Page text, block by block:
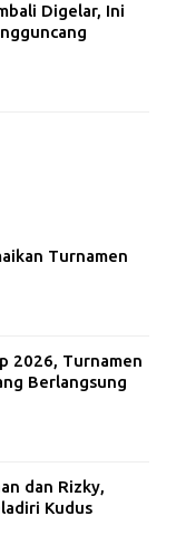
Digelar, Ini
Turnamen
2026, Turnamen
Berlangsung
dan Rizky,
Kudus